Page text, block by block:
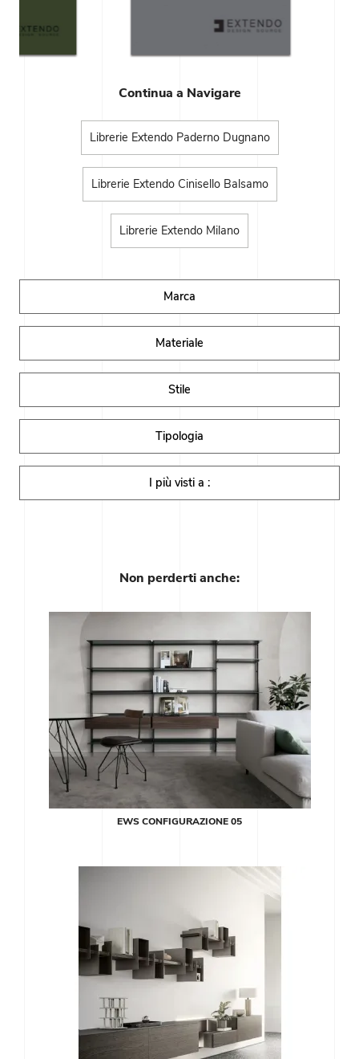
Continua a Navigare
Librerie Extendo Paderno Dugnano
Librerie Extendo Cinisello Balsamo
Librerie Extendo Milano
Marca
Materiale
Stile
Tipologia
I più visti a :
Non perderti anche:
EWS CONFIGURAZIONE 05